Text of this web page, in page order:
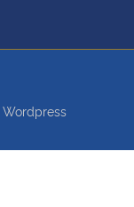
Wordpress